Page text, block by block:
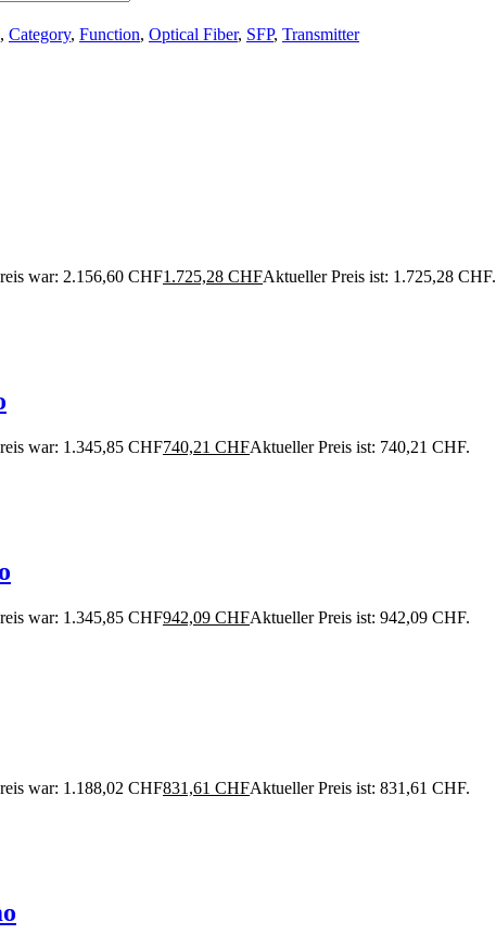
, Category, Function, Optical Fiber, SFP, Transmitter
war: 2.156,60 CHF1.725,28 CHFAktueller Preis ist: 1.725,28 CHF.
war: 1.345,85 CHF740,21 CHFAktueller Preis ist: 740,21 CHF.
war: 1.345,85 CHF942,09 CHFAktueller Preis ist: 942,09 CHF.
war: 1.188,02 CHF831,61 CHFAktueller Preis ist: 831,61 CHF.